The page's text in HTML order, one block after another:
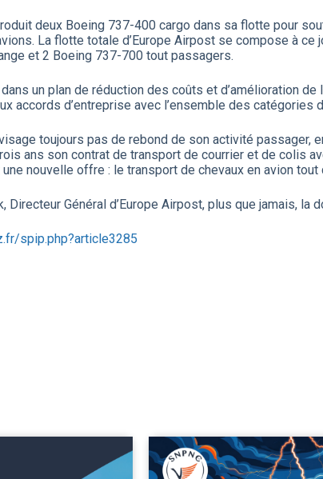
deux Boeing 737-400 cargo dans sa flotte pour
La flotte totale d’Europe Airpost se compose à
et 2 Boeing 737-700 tout passagers.
un plan de réduction des coûts et d’amélioration
accords d’entreprise avec l’ensemble des catégories
toujours pas de rebond de son activité
ans son contrat de transport de courrier et de colis
nouvelle offre : le transport de chevaux en avion tout
Directeur Général d’Europe Airpost, plus que jamais,
spip.php?article3285